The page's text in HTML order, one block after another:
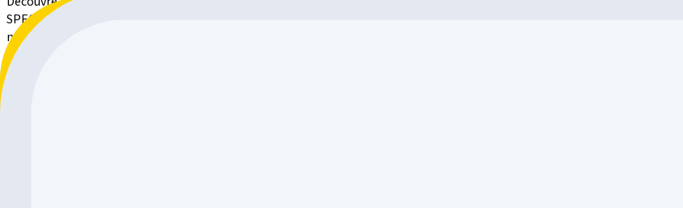
SPECIALIZED et Bosch. Nos chargeurs de haute qualité garantissent un chargement fiable et efficace de tes batteries de
nous proposons des accessoires qui maximisent ton expérience en matière de vélo électrique. Commande dès
un trajet toujours prêt à l'emploi !